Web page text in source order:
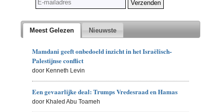
Meest Gelezen Nieuwste
Mamdani geeft onbedoeld inzicht in het Israëlisch-
Palestijnse conflict
door Kenneth Levin
Een gevaarlijke deal: Trumps Vredesraad en Hamas
door Khaled Abu Toameh